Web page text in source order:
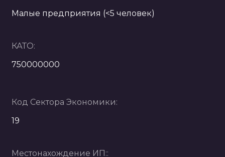
Малые предприятия (<5 человек)
КАТО:
750000000
Код Сектора Экономики:
19
Местонахождение ИП::